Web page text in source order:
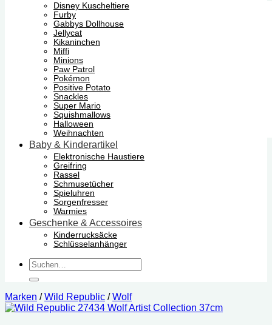
Disney Kuscheltiere
Furby
Gabbys Dollhouse
Jellycat
Kikaninchen
Miffi
Minions
Paw Patrol
Pokémon
Positive Potato
Snackles
Super Mario
Squishmallows
Halloween
Weihnachten
Baby & Kinderartikel
Elektronische Haustiere
Greifring
Rassel
Schmusetücher
Spieluhren
Sorgenfresser
Warmies
Geschenke & Accessoires
Kinderrucksäcke
Schlüsselanhänger
Suchen
nach:
Marken / Wild Republic / Wolf